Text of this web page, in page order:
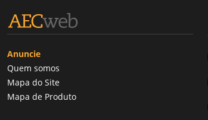
Anuncie
Quem somos
Mapa do Site
Mapa de Produto